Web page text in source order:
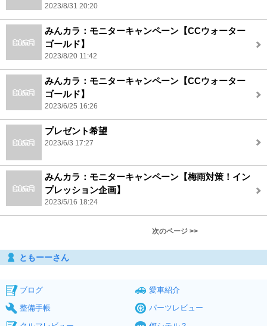
2023/8/31 20:20
みんカラ：モニターキャンペーン【CCウォーター
ゴールド】
2023/8/20 11:42
みんカラ：モニターキャンペーン【CCウォーター
ゴールド】
2023/6/25 16:26
プレゼント希望
2023/6/3 17:27
みんカラ：モニターキャンペーン【梅雨対策！イン
プレッション企画】
2023/5/16 18:24
次のページ >>
ともーーさん
ブログ
愛車紹介
整備手帳
パーツレビュー